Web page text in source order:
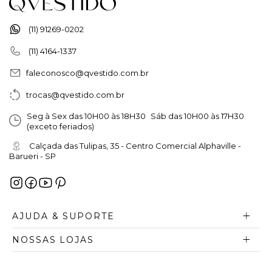
(11) 91269-0202
(11) 4164-1337
faleconosco@qvestido.com.br
trocas@qvestido.com.br
Seg à Sex das 10H00 às 18H30 Sáb das 10H00 às 17H30
(exceto feriados)
Calçada das Tulipas, 35 - Centro Comercial Alphaville -
Barueri - SP
AJUDA & SUPORTE
NOSSAS LOJAS